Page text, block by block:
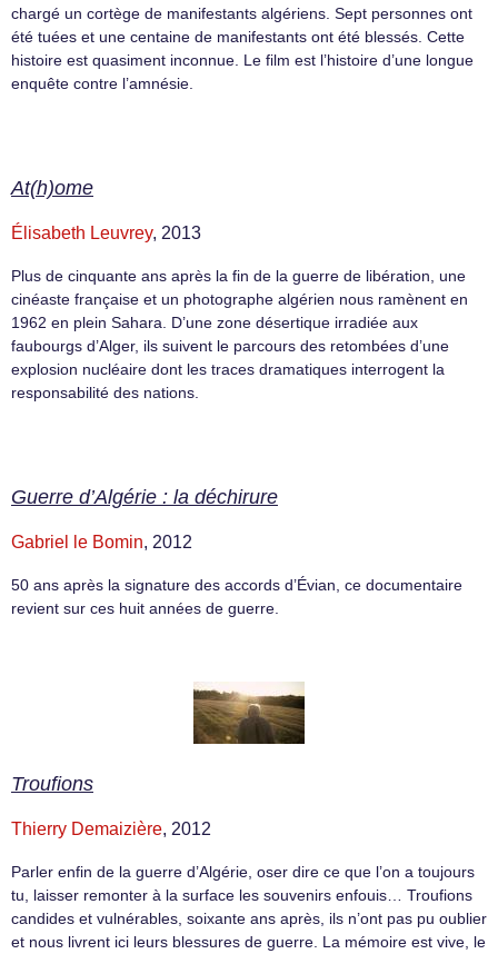
chargé un cortège de manifestants algériens. Sept personnes ont
été tuées et une centaine de manifestants ont été blessés. Cette
histoire est quasiment inconnue. Le film est l’histoire d’une longue
enquête contre l’amnésie.
At(h)ome
Élisabeth Leuvrey, 2013
Plus de cinquante ans après la fin de la guerre de libération, une
cinéaste française et un photographe algérien nous ramènent en
1962 en plein Sahara. D’une zone désertique irradiée aux
faubourgs d’Alger, ils suivent le parcours des retombées d’une
explosion nucléaire dont les traces dramatiques interrogent la
responsabilité des nations.
Guerre d’Algérie : la déchirure
Gabriel le Bomin, 2012
50 ans après la signature des accords d’Évian, ce documentaire
revient sur ces huit années de guerre.
Troufions
Thierry Demaizière, 2012
Parler enfin de la guerre d’Algérie, oser dire ce que l’on a toujours
tu, laisser remonter à la surface les souvenirs enfouis… Troufions
candides et vulnérables, soixante ans après, ils n’ont pas pu oublier
et nous livrent ici leurs blessures de guerre. La mémoire est vive, le